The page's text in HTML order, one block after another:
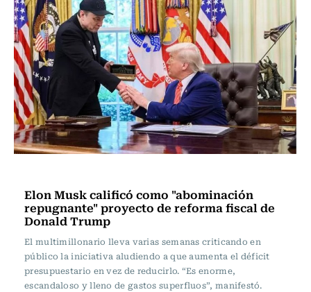
Elon Musk calificó como "abominación
repugnante" proyecto de reforma fiscal de
Donald Trump
El multimillonario lleva varias semanas criticando en
público la iniciativa aludiendo a que aumenta el déficit
presupuestario en vez de reducirlo. “Es enorme,
escandaloso y lleno de gastos superfluos”, manifestó.